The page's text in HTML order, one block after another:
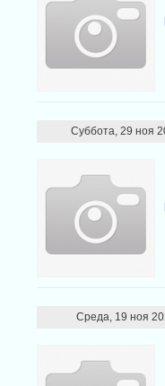
Суббота, 29 ноя
Среда, 19 ноя